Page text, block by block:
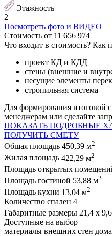
Этажность
2
Посмотреть фото и ВИДЕО
Стоимость от 11 656 974
Что входит в стоимость? Как
проект КД и КДД
стены (внешние и
несущие элементы
стропильная система
Для формирования итоговой
менеджерам или сделайте
ПОКАЗАТЬ ПОДРОБНЫЕ
ПОЛУЧИТЬ СМЕТУ
Общая площадь 450,39 м2
Жилая площадь 422,29 м2
Площадь открытых
Площадь гостиной 53,88 м2
Площадь кухни 13,04 м2
Количество спален 4
Габаритные размеры 21,4 х
Доступные на выбор
материалы внешних стен дома